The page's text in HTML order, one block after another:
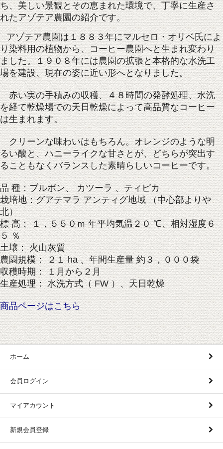
ち、美しい景観とその恵まれた環境で、丁寧に生産さ
れたアゾテア農園の紹介です。
アゾテア農園は１８８３年にマルセロ・オリベ氏によ
り染料用の植物から、コーヒー農園へと生まれ変わり
ました。１９０８年には農園の拡張と本格的な水洗工
場を建設、現在の姿に近い形へとなりました。
赤い実の手積みの収穫、４８時間の発酵処理、水洗
を経て乾燥場での天日乾燥によって高品質なコーヒー
は生まれます。
クリーンな味わいはもちろん。オレンジのような明
るい酸と、ハニーライクな甘さとが、どちらが突出す
ることもなくバランスした素晴らしいコーヒーです。
品 種：ブルボン、 カツーラ 、ティピカ
栽培地：グアテマラ アンティグ地域 （中心部よりや
北）
標 高： １，５５０ｍ 年平均気温２０ ℃、相対湿度６
５ ％
土壌： 火山灰質
農園規模： ２１ ha 、年間生産量 約３，０００袋
収穫時期： １月から２月
生産処理： 水洗方式（ FW ）、天日乾燥
商品ページはこちら
ホーム
会員ログイン
マイアカウント
新規会員登録